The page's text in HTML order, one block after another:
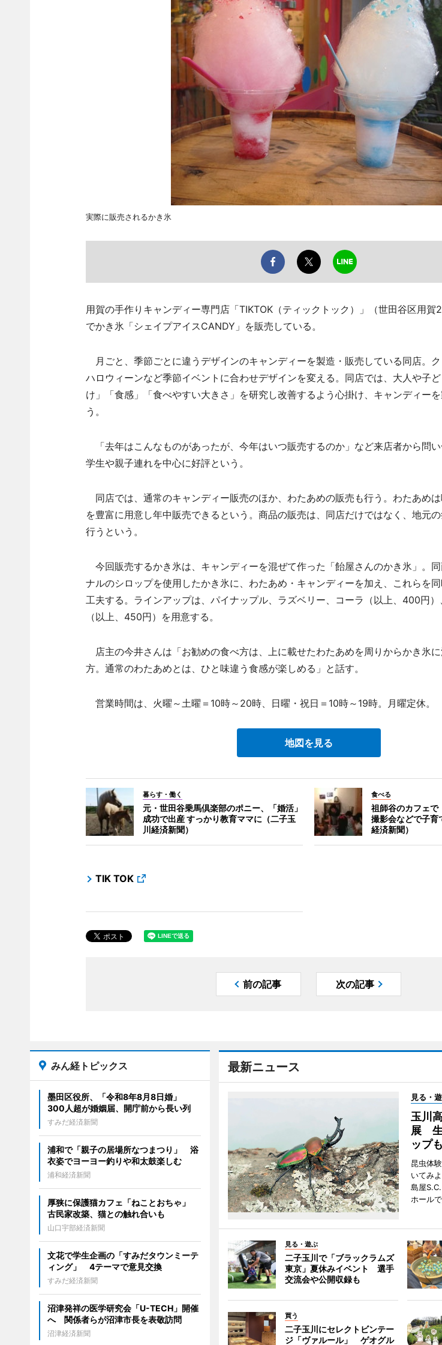
実際に販売されるかき氷
用賀の手作りキャンディー専門店「TIKTOK（ティックトック）」（世田谷区用賀
でかき氷「シェイプアイスCANDY」を販売している。
月ごと、季節ごとに違うデザインのキャンディーを製造・販売している同店。
ハロウィーンなど季節イベントに合わせデザインを変える。同店では、大人や子
け」「食感」「食べやすい大きさ」を研究し改善するよう心掛け、キャンディー
う。
「去年はこんなものがあったが、今年はいつ販売するのか」など来店者から問い
学生や親子連れを中心に好評という。
同店では、通常のキャンディー販売のほか、わたあめの販売も行う。わたあめ
を豊富に用意し年中販売できるという。商品の販売は、同店だけではなく、地元
行うという。
今回販売するかき氷は、キャンディーを混ぜて作った「飴屋さんのかき氷」。
ナルのシロップを使用したかき氷に、わたあめ・キャンディーを加え、これらを
工夫する。ラインアップは、パイナップル、ラズベリー、コーラ（以上、400円
（以上、450円）を用意する。
店主の今井さんは「お勧めの食べ方は、上に載せたわたあめを周りからかき氷
方。通常のわたあめとは、ひと味違う食感が楽しめる」と話す。
営業時間は、火曜～土曜＝10時～20時、日曜・祝日＝10時～19時。月曜定休。
地図を見る
暮らす・働く
元・世田谷乗馬倶楽部のポニー、「婚活」
成功で出産 すっかり教育ママに（二子玉
川経済新聞）
食べる
祖師谷のカフェで
撮影会などで子育
経済新聞）
TIK TOK
前の記事 次の記事
最新ニュース
見る・
玉川
展 生
ップも
昆虫体
いてみ
島屋
ホールで
見る・遊ぶ
二子玉川で「ブラックラムズ
東京」夏休みイベント 選手
交流会や公開収録も
買う
二子玉川にセレクトビンテー
ジ「ヴァルール」 ゲオグル
みん経トピックス
墨田区役所、「令和8年8月8日婚」
300人超が婚姻届、開庁前から長い列
すみだ経済新聞
浦和で「親子の居場所なつまつり」 浴
衣姿でヨーヨー釣りや和太鼓楽しむ
浦和経済新聞
厚狭に保護猫カフェ「ねことおちゃ」
古民家改築、猫との触れ合いも
山口宇部経済新聞
文花で学生企画の「すみだタウンミーテ
ィング」 4テーマで意見交換
すみだ経済新聞
沼津発祥の医学研究会「U-TECH」開催
へ 関係者らが沼津市長を表敬訪問
沼津経済新聞